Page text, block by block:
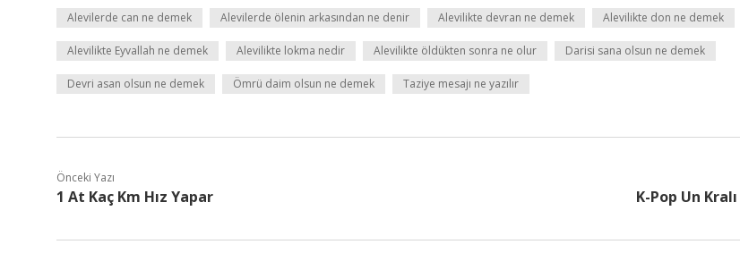
Alevilerde can ne demek Alevilerde ölenin arkasından ne denir Alevilikte devran ne demek Alevilikte don ne demek
Alevilikte Eyvallah ne demek Alevilikte lokma nedir Alevilikte öldükten sonra ne olur Darisi sana olsun ne demek
Devri asan olsun ne demek Ömrü daim olsun ne demek Taziye mesajı ne yazılır
Önceki Yazı
1 At Kaç Km Hız Yapar K-Pop Un